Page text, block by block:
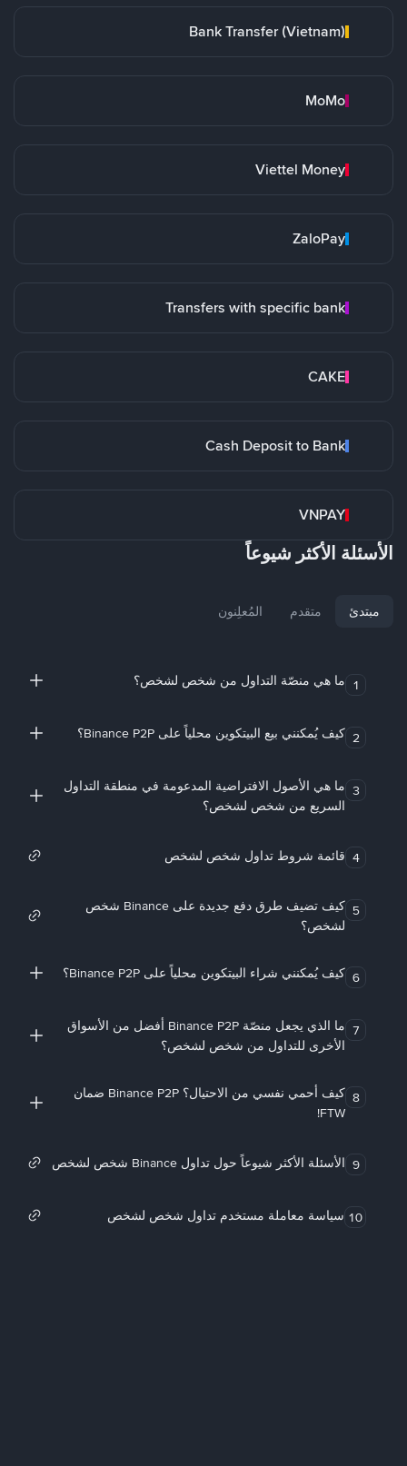
Bank Transfer (Vietnam)
MoMo
Viettel Money
ZaloPay
Transfers with specific bank
CAKE
Cash Deposit to Bank
VNPAY
الأسئلة الأكثر شيوعاً
مبتدئ متقدم المُعلِنون
1 ما هي منصّة التداول من شخص لشخص؟
2 كيف يُمكنني بيع البيتكوين محلياً على Binance P2P؟
3 ما هي الأصول الافتراضية المدعومة في منطقة التداول
السريع من شخص لشخص؟
4 قائمة شروط تداول شخص لشخص
5
كيف تضيف طرق دفع جديدة على Binance شخص
لشخص؟
6 كيف يُمكنني شراء البيتكوين محلياً على Binance P2P؟
7
ما الذي يجعل منصّة Binance P2P أفضل من الأسواق
الأخرى للتداول من شخص لشخص؟
8
كيف أحمي نفسي من الاحتيال؟ Binance P2P ضمان
FTW!
9 الأسئلة الأكثر شيوعاً حول تداول Binance شخص لشخص
10 سياسة معاملة مستخدم تداول شخص لشخص